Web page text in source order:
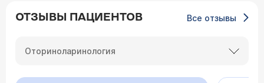
ОТЗЫВЫ ПАЦИЕНТОВ Все отзывы
Оториноларинология